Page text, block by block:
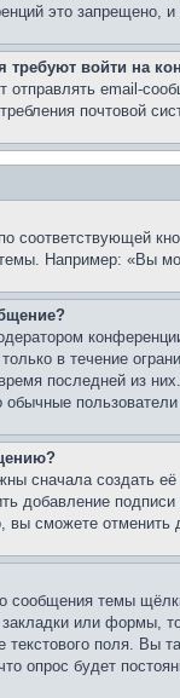
это запрещено,
требуют войти на
отправлять email-
почтовой
соответствующей
Например: «Вы
в течение
последней из
сначала создать
добавление
вы сможете
сообщения темы
или формы,
текстового поля. Вы
опрос будет